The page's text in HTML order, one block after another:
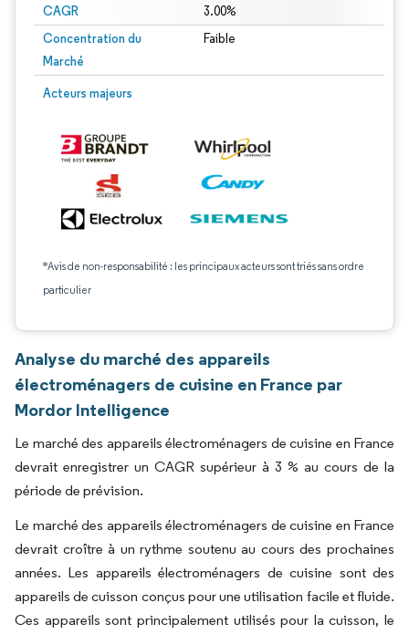
CAGR 3.00%
Concentration du
Marché
Faible
Acteurs majeurs
*Avis de non-responsabilité : les principaux acteurs sont triés sans ordre
particulier
Analyse du marché des appareils
électroménagers de cuisine en France par
Mordor Intelligence
Le marché des appareils électroménagers de cuisine en France
devrait enregistrer un CAGR supérieur à 3 % au cours de la
période de prévision.
Le marché des appareils électroménagers de cuisine en France
devrait croître à un rythme soutenu au cours des prochaines
années. Les appareils électroménagers de cuisine sont des
appareils de cuisson conçus pour une utilisation facile et fluide.
Ces appareils sont principalement utilisés pour la cuisson, le